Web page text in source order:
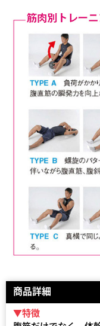
商品詳細
▼特徴